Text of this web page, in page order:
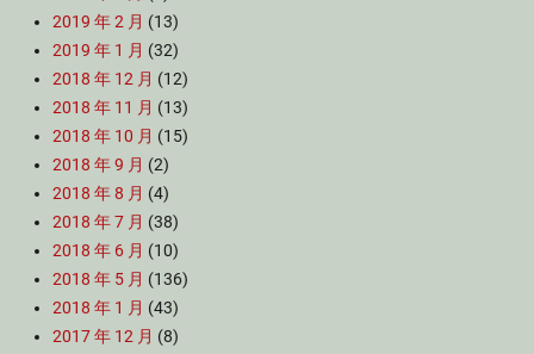
2019 年 2 月 (13)
2019 年 1 月 (32)
2018 年 12 月 (12)
2018 年 11 月 (13)
2018 年 10 月 (15)
2018 年 9 月 (2)
2018 年 8 月 (4)
2018 年 7 月 (38)
2018 年 6 月 (10)
2018 年 5 月 (136)
2018 年 1 月 (43)
2017 年 12 月 (8)